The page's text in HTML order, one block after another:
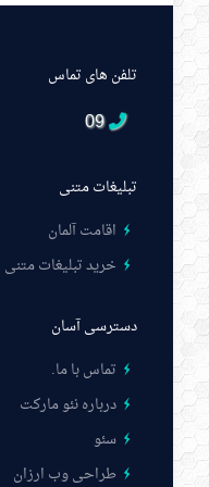
تلفن های تماس
09
تبلیغات متنی
اقامت آلمان
خرید تبلیغات متنی
دسترسی آسان
تماس با ما.
درباره نئو مارکت
سئو
طراحی وب ارزان